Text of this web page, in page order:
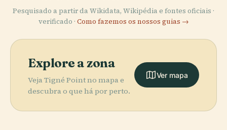
Pesquisado a partir da Wikidata, Wikipédia e fontes oficiais ·
verificado · Como fazemos os nossos guias →
Explore a zona
Veja Tigné Point no mapa e
descubra o que há por perto.
Ver mapa